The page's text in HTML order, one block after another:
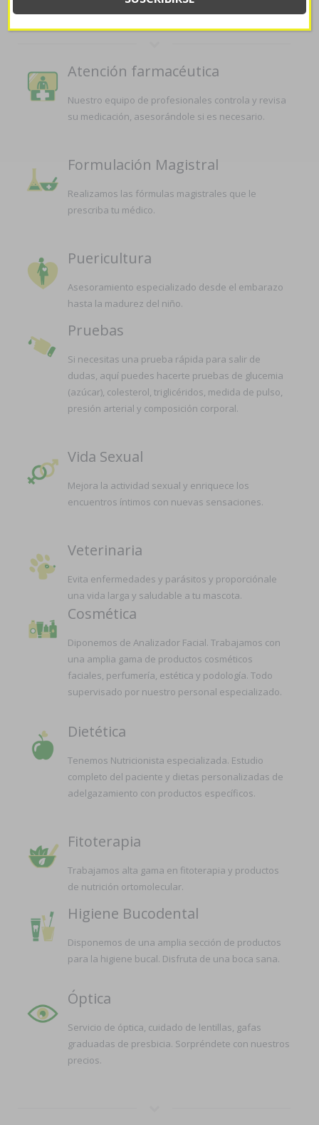
LA FARMACIA
Atención farmacéutica
Nuestro equipo de profesionales controla y revisa
su medicación, asesorándole si es necesario.
Formulación Magistral
Realizamos las fórmulas magistrales que le
prescriba tu médico.
Puericultura
Asesoramiento especializado desde el embarazo
hasta la madurez del niño.
Pruebas
Si necesitas una prueba rápida para salir de
dudas, aquí puedes hacerte pruebas de glucemia
(azúcar), colesterol, triglicéridos, medida de pulso,
presión arterial y composición corporal.
Vida Sexual
Mejora la actividad sexual y enriquece los
encuentros íntimos con nuevas sensaciones.
Veterinaria
Evita enfermedades y parásitos y proporciónale
una vida larga y saludable a tu mascota.
Cosmética
Diponemos de Analizador Facial. Trabajamos con
una amplia gama de productos cosméticos
faciales, perfumería, estética y podología. Todo
supervisado por nuestro personal especializado.
Dietética
Tenemos Nutricionista especializada. Estudio
completo del paciente y dietas personalizadas de
adelgazamiento con productos específicos.
Fitoterapia
Trabajamos alta gama en fitoterapia y productos
de nutrición ortomolecular.
Higiene Bucodental
Disponemos de una amplia sección de productos
para la higiene bucal. Disfruta de una boca sana.
Óptica
Servicio de óptica, cuidado de lentillas, gafas
graduadas de presbicia. Sorpréndete con nuestros
precios.